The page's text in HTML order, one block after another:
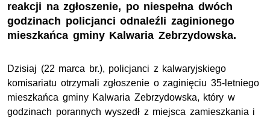
reakcji na zgłoszenie, po niespełna dwóch
godzinach policjanci odnaleźli zaginionego
mieszkańca gminy Kalwaria Zebrzydowska.
Dzisiaj (22 marca br.), policjanci z kalwaryjskiego
komisariatu otrzymali zgłoszenie o zaginięciu 35-letniego
mieszkańca gminy Kalwaria Zebrzydowska, który w
godzinach porannych wyszedł z miejsca zamieszkania i